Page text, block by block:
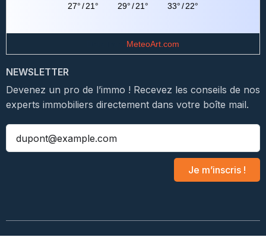
27°/21° 29°/21° 33°/22°
MeteoArt.com
NEWSLETTER
Devenez un pro de l’immo ! Recevez les conseils de nos
experts immobiliers directement dans votre boîte mail.
Je m’inscris !